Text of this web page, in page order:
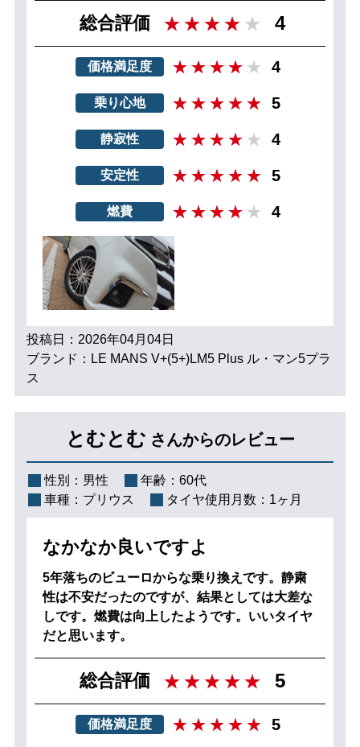
総合評価 4
価格満足度 4
乗り心地 5
静寂性 4
安定性 5
燃費 4
投稿日：2026年04月04日
ブランド：LE MANS V+(5+)LM5 Plus ル・マン5プラ
ス
とむとむ さんからのレビュー
性別： 男性 年齢： 60代
車種： プリウス タイヤ使用月数： 1ヶ月
なかなか良いですよ
5年落ちのビューロからな乗り換えです。静粛
性は不安だったのですが、結果としては大差な
しです。燃費は向上したようです。いいタイヤ
だと思います。
総合評価 5
価格満足度 5